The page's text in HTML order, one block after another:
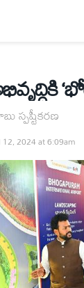
స్పష్టీకరణ
2024 at 6:09am